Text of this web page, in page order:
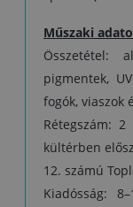
Műszaki
Összetétel:
pigmentek,
fogók, viaszok
Rétegszám:
kültérben
12. számú
Kiadósság: